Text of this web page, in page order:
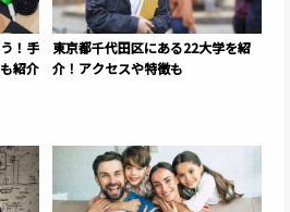
！手
紹介
東京都千代田区にある22大学を紹
介！アクセスや特徴も